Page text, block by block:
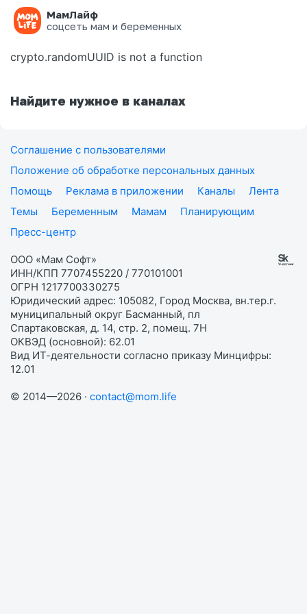
МамЛайф
соцсеть мам и беременных
Ошибка на странице
crypto.randomUUID is not a function
Найдите нужное в каналах
Соглашение с пользователями
Положение об обработке персональных данных
Помощь
Реклама в приложении Каналы
Лента
Темы
Беременным Мамам
Планирующим
Пресс-центр
ООО «Мам Софт»
ИНН/КПП 7707455220 / 770101001
ОГРН 1217700330275
Юридический адрес: 105082, Город Москва, вн.тер.г.
муниципальный округ Басманный, пл
Спартаковская, д. 14, стр. 2, помещ. 7Н
ОКВЭД (основной): 62.01
Вид ИТ-деятельности согласно приказу Минцифры:
12.01
© 2014—2026 · contact@mom.life